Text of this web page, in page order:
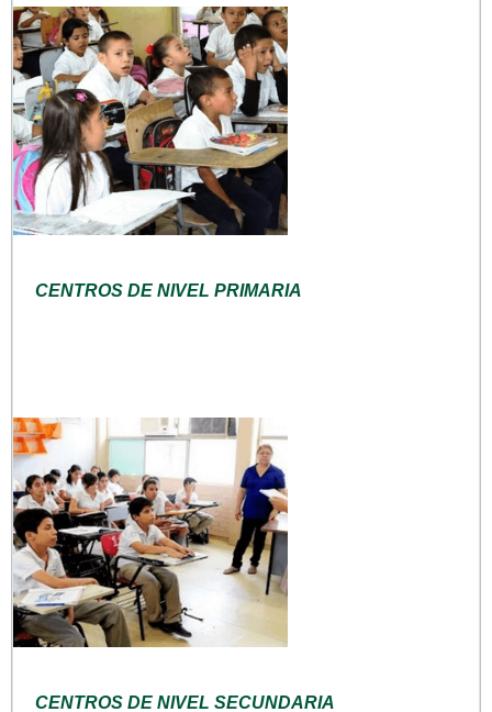
CENTROS DE NIVEL PRIMARIA
CENTROS DE NIVEL SECUNDARIA